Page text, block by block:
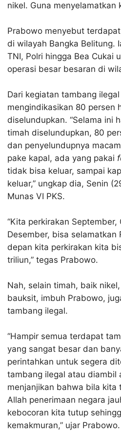
nikel. Guna menyelamatkan
Prabowo menyebut
di wilayah Bangka Belitung.
TNI, Polri hingga Bea Cukai
operasi besar besaran di
Dari kegiatan tambang
mengindikasikan 80 persen
diselundupkan. “Selama ini
timah diselundupkan, 80
dan penyelundupnya
pake kapal, ada yang pakai
tidak bisa keluar, sampai
keluar,” ungkap dia, Senin
Munas VI PKS.
“Kita perkirakan September,
Desember, bisa selamatkan
depan kita perkirakan kita
triliun,” tegas Prabowo.
Nah, selain timah, baik
bauksit, imbuh Prabowo,
tambang ilegal.
“Hampir semua terdapat
yang sangat besar dan
perintahkan untuk segera
tambang ilegal atau diambil
menjanjikan bahwa bila kita
Allah penerimaan negara
kebocoran kita tutup
kemakmuran,” ujar